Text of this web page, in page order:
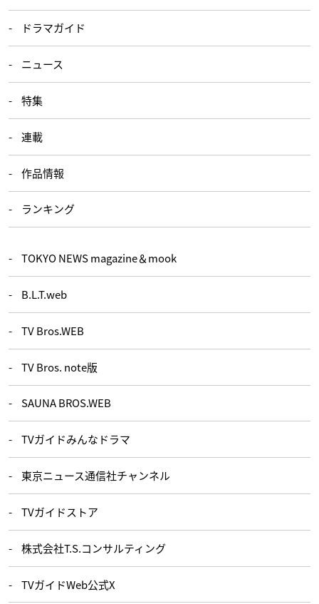
ドラマガイド
ニュース
特集
連載
作品情報
ランキング
TOKYO NEWS magazine＆mook
B.L.T.web
TV Bros.WEB
TV Bros. note版
SAUNA BROS.WEB
TVガイドみんなドラマ
東京ニュース通信社チャンネル
TVガイドストア
株式会社T.S.コンサルティング
TVガイドWeb公式X